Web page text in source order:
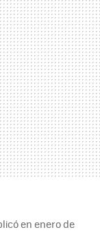
en enero de